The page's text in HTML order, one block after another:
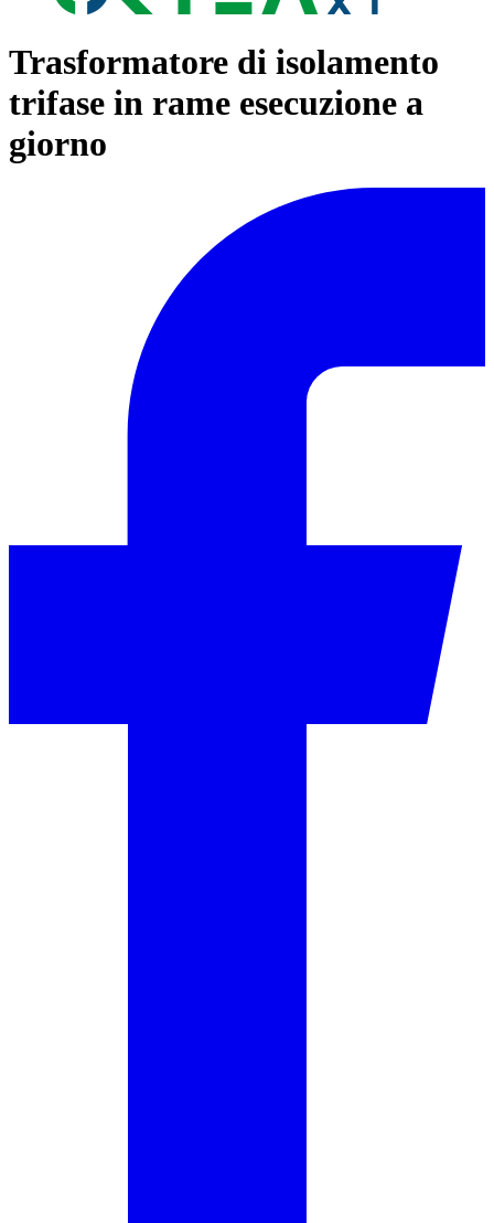
Trasformatore di isolamento
trifase in rame esecuzione a
giorno